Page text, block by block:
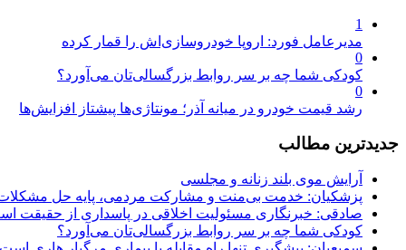
1
مدیرعامل فورد: اروپا خودروسازی‌اش را قمار کرده
0
کودکی شما چه بر سر روابط بزرگسالی‌تان می‌آورد؟
0
رشد قیمت خودرو در میانه آذر؛ مونتاژی‌ها پیشتاز افزایش‌ها
جدیدترین مطالب
آرایش موی بلند زنانه و مجلسی
پزشکیان: خدمت بی‌منت و مشارکت مردمی، پایه حل
صادقی: خبرنگاری مسئولیت اخلاقی در پاسداری از حقیقت
کودکی شما چه بر سر روابط بزرگسالی‌تان می‌آورد؟